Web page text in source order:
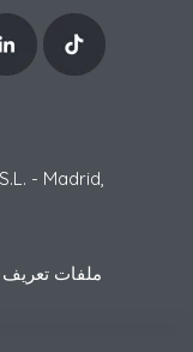
- Madrid,
ملفات تعريف